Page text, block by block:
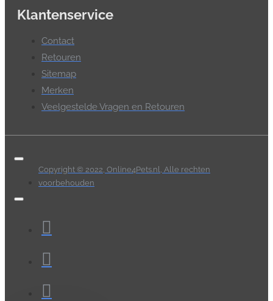
Klantenservice
Contact
Retouren
Sitemap
Merken
Veelgestelde Vragen en Retouren
Copyright © 2022, Online4Pets.nl, Alle rechten
voorbehouden